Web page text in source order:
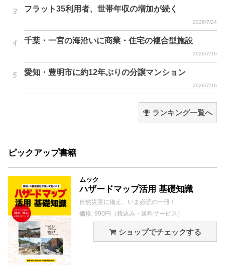
フラット35利用者、世帯年収の増加が続く
2026/7/24
千葉・一宮の海沿いに商業・住宅の複合型施設
2026/7/16
愛知・豊明市に約12年ぶりの分譲マンション
2026/7/16
ランキング一覧へ
ピックアップ書籍
ムック
ハザードマップ活用 基礎知識
自然災害に備え、いま必読の一冊！
価格: 990円（税込み・送料サービス）
ショップでチェックする